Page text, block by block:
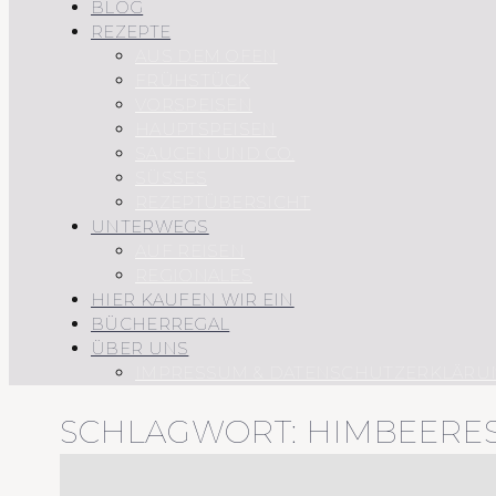
BLOG
REZEPTE
UNTERWEGS
HIER KAUFEN WIR EIN
BÜCHERREGAL
ÜBER UNS
SCHLAGWORT: